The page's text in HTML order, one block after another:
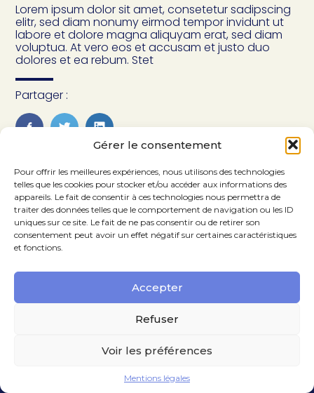
Gérer le consentement
Pour offrir les meilleures expériences, nous utilisons des technologies
telles que les cookies pour stocker et/ou accéder aux informations des
appareils. Le fait de consentir à ces technologies nous permettra de
traiter des données telles que le comportement de navigation ou les ID
uniques sur ce site. Le fait de ne pas consentir ou de retirer son
consentement peut avoir un effet négatif sur certaines caractéristiques
et fonctions.
Accepter
Refuser
Voir les préférences
Mentions légales
Lorem ipsum dolor sit amet, consetetur sadipscing
elitr, sed diam nonumy eirmod tempor invidunt ut
labore et dolore magna aliquyam erat, sed diam
voluptua. At vero eos et accusam et justo duo
dolores et ea rebum. Stet
Partager :
TwitterLinkedIn
14 Rue de la Pépinière 75008 Paris 01 47 70 03 33
Mentions légales
Conception et réalisation